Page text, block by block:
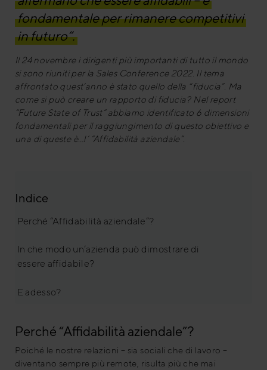
fondamentale per rimanere competitivi
in futuro”.
Il 24 novembre i dirigenti più importanti di tutto il mondo
si sono riuniti per la Sales Conference 2022. Il tema
affrontato quest’anno è stato quello della “fiducia”. Ma
come si può creare un rapporto di fiducia? Nel report
“Future State of Trust” abbiamo identificato 6 dimensioni
fondamentali per il raggiungimento di questo obiettivo e
una di queste è… l’ “Affidabilità aziendale”.
Indice
Perché “Affidabilità aziendale”?
In che modo un’azienda può dimostrare di
essere affidabile?
E adesso?
Perché “Affidabilità aziendale”?
Poiché le nostre relazioni – sia sociali che di lavoro –
diventano sempre più remote, risulta più che mai